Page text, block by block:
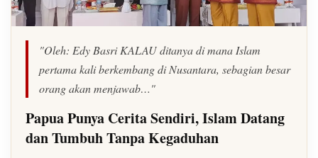
"Oleh: Edy Basri KALAU ditanya di mana Islam
pertama kali berkembang di Nusantara, sebagian besar
orang akan menjawab…"
Papua Punya Cerita Sendiri, Islam Datang
dan Tumbuh Tanpa Kegaduhan